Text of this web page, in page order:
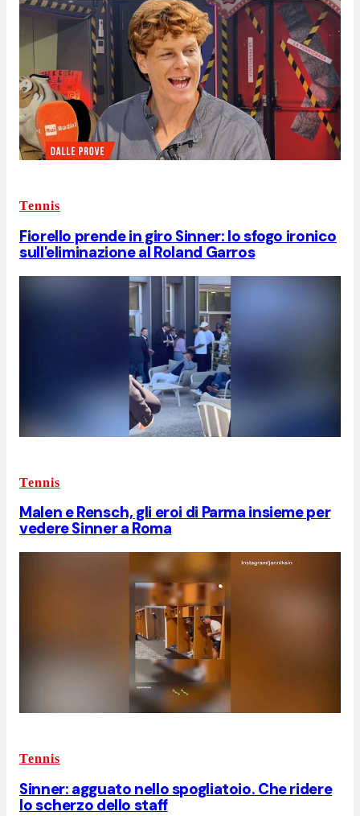
Tennis
Fiorello prende in giro Sinner: lo sfogo ironico
sull'eliminazione al Roland Garros
Tennis
Malen e Rensch, gli eroi di Parma insieme per
vedere Sinner a Roma
Tennis
Sinner: agguato nello spogliatoio. Che ridere
lo scherzo dello staff